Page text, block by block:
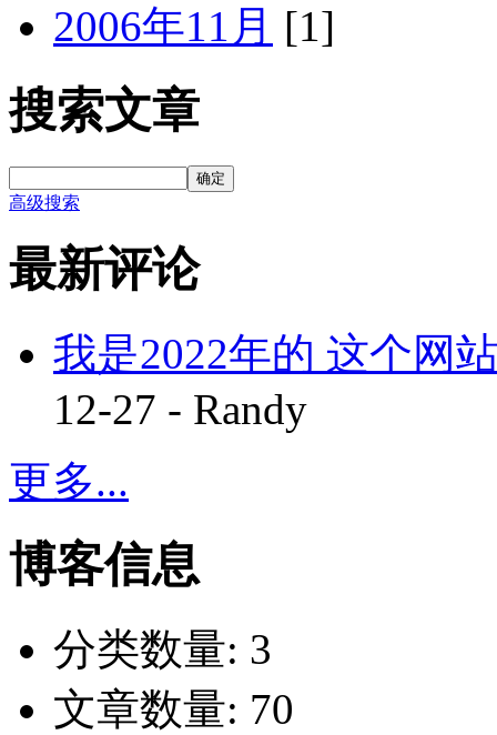
2006年11月 [1]
搜索文章
确定
高级搜索
最新评论
我是2022年的 这个网
12-27 - Randy
更多...
博客信息
分类数量: 3
文章数量: 70